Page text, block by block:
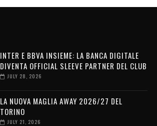
INTER E BBVA INSIEME: LA BANCA DIGITALE
DIVENTA OFFICIAL SLEEVE PARTNER DEL CLUB
JULY 28, 2026
LA NUOVA MAGLIA AWAY 2026/27 DEL
TORINO
JULY 21, 2026